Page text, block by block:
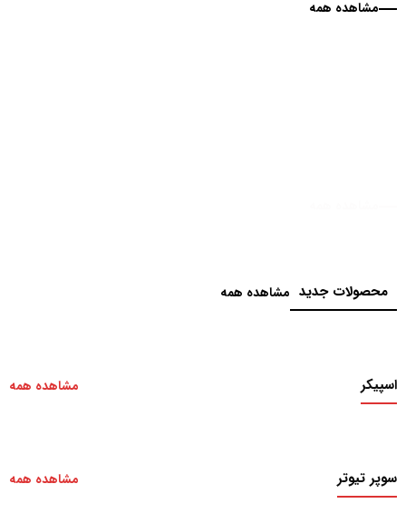
مشاهده همه
محصولات جدید مشاهده همه
اسپیکر مشاهده همه
سوپر تیوتر مشاهده همه